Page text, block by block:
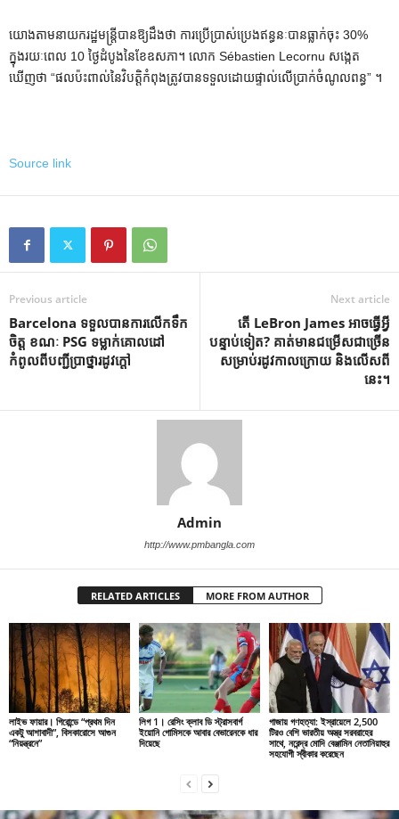
យោងតាមនាយករដ្ឋមន្ត្រីបានឱ្យដឹងថា ការប្រើប្រាស់ប្រេងឥន្ធនៈបានធ្លាក់ចុះ 30%
ក្នុងរយៈពេល 10 ថ្ងៃដំបូងនៃខែឧសភា។ លោក Sébastien Lecornu សង្កេត
ឃើញថា “ផលប៉ះពាល់នៃវិបត្តិកំពុងត្រូវបានទទួលដោយផ្ទាល់លើប្រាក់ចំណូលពន្ធ” ។
Source link
Previous article
Barcelona ទទួល​បាន​ការ​លើក​ទឹក​
ចិត្ត ខណៈ PSG ទម្លាក់​គោលដៅ​
កំពូល​ពី​បញ្ជី​ប្រាថ្នា​រដូវ​ក្ដៅ
Next article
តើ LeBron James អាចធ្វើអ្វី
បន្ទាប់ទៀត? គាត់មានជម្រើសជាច្រើន
សម្រាប់រដូវកាលក្រោយ និងលើសពី
នេះ។
Admin
http://www.pmbangla.com
RELATED ARTICLES MORE FROM AUTHOR
লাইভ ফায়ার। গিরোন্ডে “প্রথম দিন
একটু আশাবাদী”, বিসকারোসে আগুন
“নিয়ন্ত্রনে”
লিগ 1। রেসিং ক্লাব ডি স্ট্রাসবার্গ
ইয়োনি গোমিসকে আবার বেভারেনকে ধার
দিয়েছে
গাজায় গণহত্যা: ইস্রায়েলে 2,500
টিরও বেশি ভারতীয় অস্ত্র সরবরাহের
সাথে, নরেন্দ্র মোদি বেঞ্জামিন নেতানিয়াহুর
সহযোগী স্বীকার করেছেন